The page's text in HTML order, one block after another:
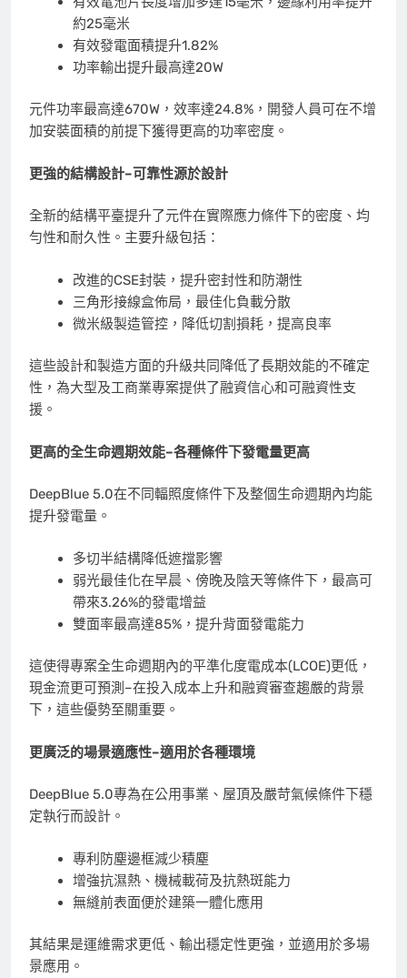
約25毫米
有效發電面積提升1.82%
功率輸出提升最高達20W
元件功率最高達670W，效率達24.8%，開發人員可在不增
加安裝面積的前提下獲得更高的功率密度。
更強的結構設計–可靠性源於設計
全新的結構平臺提升了元件在實際應力條件下的密度、均
勻性和耐久性。主要升級包括：
改進的CSE封裝，提升密封性和防潮性
三角形接線盒佈局，最佳化負載分散
微米級製造管控，降低切割損耗，提高良率
這些設計和製造方面的升級共同降低了長期效能的不確定
性，為大型及工商業專案提供了融資信心和可融資性支
援。
更高的全生命週期效能–各種條件下發電量更高
DeepBlue 5.0在不同輻照度條件下及整個生命週期內均能
提升發電量。
多切半結構降低遮擋影響
弱光最佳化在早晨、傍晚及陰天等條件下，最高可
帶來3.26%的發電增益
雙面率最高達85%，提升背面發電能力
這使得專案全生命週期內的平準化度電成本(LCOE)更低，
現金流更可預測–在投入成本上升和融資審查趨嚴的背景
下，這些優勢至關重要。
更廣泛的場景適應性–適用於各種環境
DeepBlue 5.0專為在公用事業、屋頂及嚴苛氣候條件下穩
定執行而設計。
專利防塵邊框減少積塵
增強抗濕熱、機械載荷及抗熱斑能力
無縫前表面便於建築一體化應用
其結果是運維需求更低、輸出穩定性更強，並適用於多場
景應用。